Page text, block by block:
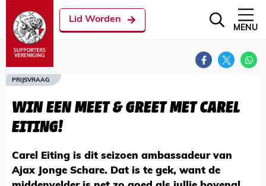
Lid Worden
MENU
PRIJSVRAAG
WIN EEN MEET & GREET MET CAREL
EITING!
Carel Eiting is dit seizoen ambassadeur van
Ajax Jonge Schare. Dat is te gek, want de